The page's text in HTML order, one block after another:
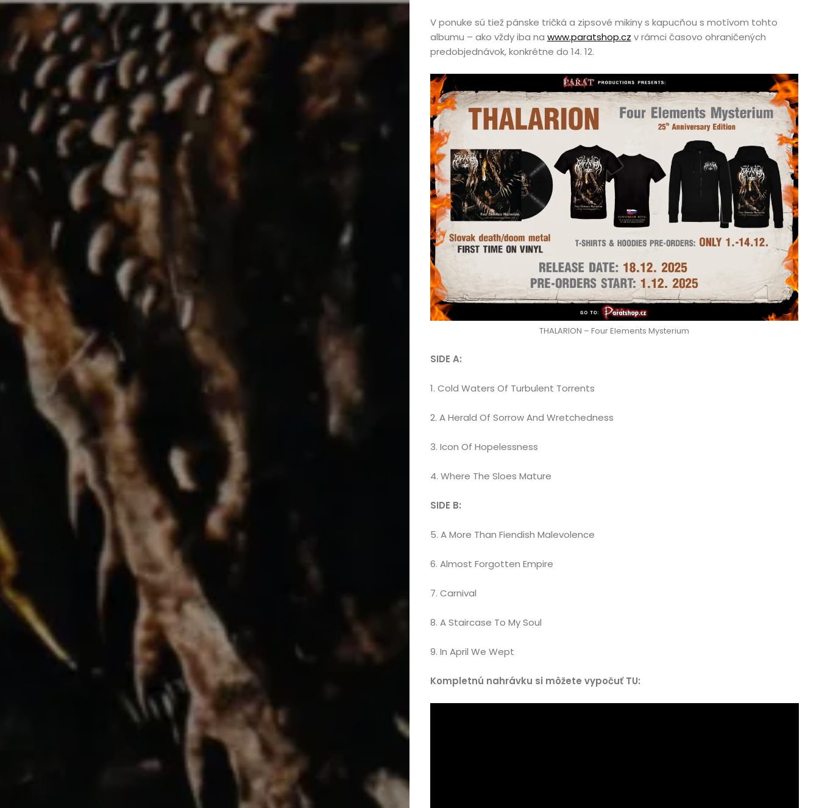
Domov
Automobily,
motorky,
mobilita
Bývanie,
domácnosť
Cestovanie
V ponuke sú tiež pánske tričká a zipsové mikiny s kapucňou s motívom tohto
albumu – ako vždy iba na www.paratshop.cz v rámci časovo ohraničených
predobjednávok, konkrétne do 14. 12.
THALARION – Four Elements Mysterium
SIDE A:
1. Cold Waters Of Turbulent Torrents
2. A Herald Of Sorrow And Wretchedness
3. Icon Of Hopelessness
4. Where The Sloes Mature
SIDE B:
5. A More Than Fiendish Malevolence
6. Almost Forgotten Empire
7. Carnival
8. A Staircase To My Soul
9. In April We Wept
Kompletnú nahrávku si môžete vypočuť TU: